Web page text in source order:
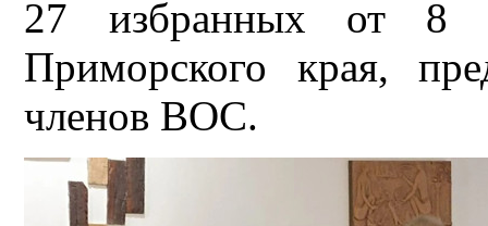
27 избранных от 8
Приморского края,
членов ВОС.